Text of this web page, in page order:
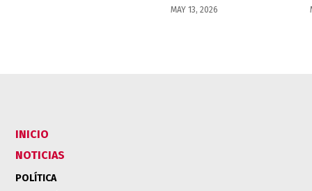
MAY 13, 2026
INICIO
NOTICIAS
POLÍTICA